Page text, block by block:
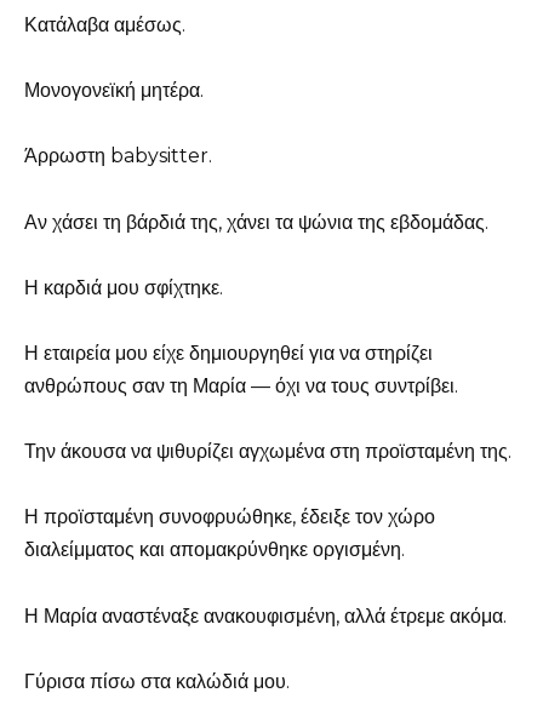
Κατάλαβα αμέσως.
Μονογονεϊκή μητέρα.
Άρρωστη babysitter.
Αν χάσει τη βάρδιά της, χάνει τα ψώνια της εβδομάδας.
Η καρδιά μου σφίχτηκε.
Η εταιρεία μου είχε δημιουργηθεί για να στηρίζει
ανθρώπους σαν τη Μαρία — όχι να τους συντρίβει.
Την άκουσα να ψιθυρίζει αγχωμένα στη προϊσταμένη της.
Η προϊσταμένη συνοφρυώθηκε, έδειξε τον χώρο
διαλείμματος και απομακρύνθηκε οργισμένη.
Η Μαρία αναστέναξε ανακουφισμένη, αλλά έτρεμε ακόμα.
Γύρισα πίσω στα καλώδιά μου.